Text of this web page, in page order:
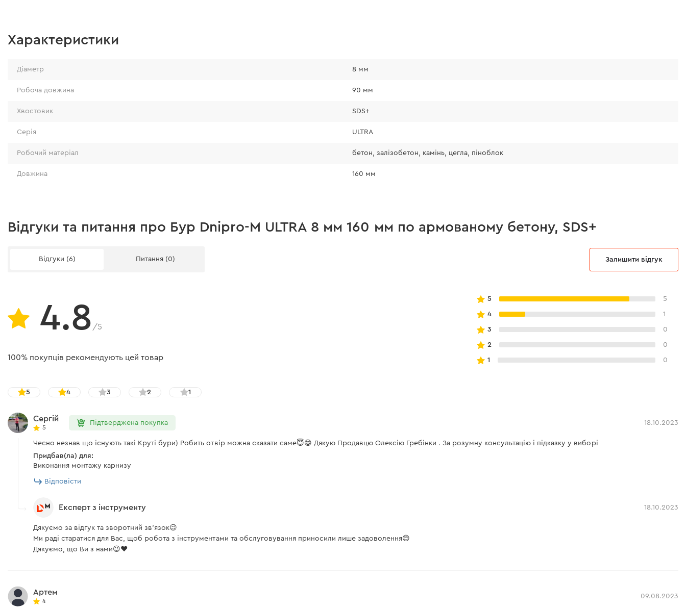
Характеристики
Діаметр 8 мм
Робоча довжина 90 мм
Хвостовик SDS+
Серія ULTRA
Робочий матеріал бетон, залізобетон, камінь, цегла, піноблок
Довжина 160 мм
Відгуки та питання про Бур Dnipro-M ULTRA 8 мм 160 мм по армованому бетону, SDS+
Відгуки (6) Питання (0) Залишити відгук
4.8 /5
100% покупців рекомендують цей товар
5 5
4 1
3 0
2 0
1 0
5 4 3 2 1
Сергій
5
Підтверджена покупка 18.10.2023
Чесно незнав що існують такі Круті бури) Робить отвір можна сказати саме😇😁 Дякую Продавцю Олексію Гребінки . За розумну консультацію і підказку у виборі
Придбав(ла) для:
Виконання монтажу карнизу
Відповісти
Експерт з інструменту 18.10.2023
Дякуємо за відгук та зворотний зв'язок😉
Ми раді старатися для Вас, щоб робота з інструментами та обслуговування приносили лише задоволення😊
Дякуємо, що Ви з нами😉❤️
Артем
4
09.08.2023